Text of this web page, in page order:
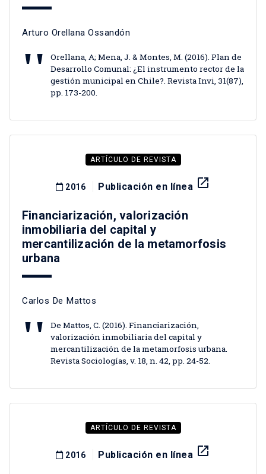
Arturo Orellana Ossandón
Orellana, A; Mena, J. & Montes, M. (2016). Plan de
Desarrollo Comunal: ¿El instrumento rector de la
gestión municipal en Chile?. Revista Invi, 31(87),
pp. 173-200.
ARTÍCULO DE REVISTA
2016 Publicación en línea launch
Financiarización, valorización
inmobiliaria del capital y
mercantilización de la metamorfosis
urbana
Carlos De Mattos
De Mattos, C. (2016). Financiarización,
valorización inmobiliaria del capital y
mercantilización de la metamorfosis urbana.
Revista Sociologías, v. 18, n. 42, pp. 24-52.
ARTÍCULO DE REVISTA
2016 Publicación en línea launch